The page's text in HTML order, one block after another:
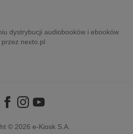
dystrybucji audiobooków i ebooków
przez nexto.pl
© 2026 e-Kiosk S.A.